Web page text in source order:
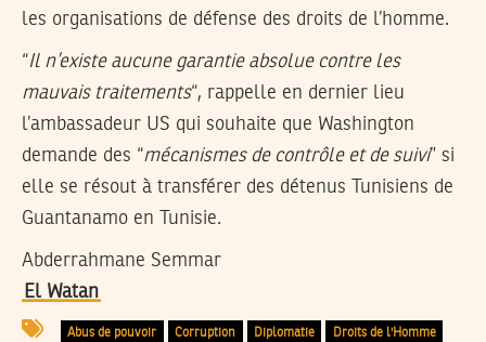
les organisations de défense des droits de l’homme.
“Il n’existe aucune garantie absolue contre les
mauvais traitements“, rappelle en dernier lieu
l’ambassadeur US qui souhaite que Washington
demande des “mécanismes de contrôle et de suivi” si
elle se résout à transférer des détenus Tunisiens de
Guantanamo en Tunisie.
Abderrahmane Semmar
El Watan
Abus de pouvoir Corruption Diplomatie Droits de l'Homme